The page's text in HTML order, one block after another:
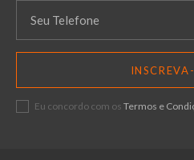
Eu concordo com os Termos e